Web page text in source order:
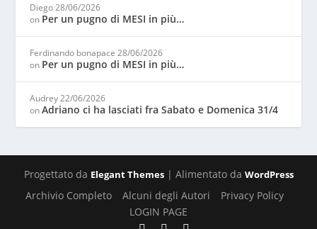
Diego 28/06/2026
on Per un pugno di MESI in più…
Ferdinando bonapace 28/06/2026
on Per un pugno di MESI in più…
Audrey 22/06/2026
onAdriano ci ha lasciati fra Sabato e Domenica 31/4
Progettato da Elegant Themes| Alimentato da WordPress
Archivio Completo Alcuni degli Autori
Privacy Policy
LOGIN PAGE